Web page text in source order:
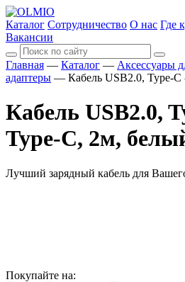
Каталог Сотрудничество О нас Где
Вакансии
Главная — Каталог — Аксессуары
адаптеры — Кабель USB2.0, Type-
Кабель USB2.0,
Type-C, 2м,
Лучший зарядный кабель для
Покупайте на: